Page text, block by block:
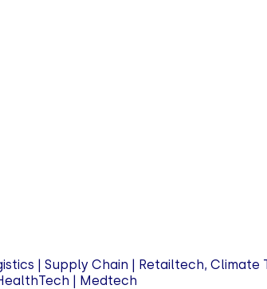
| Supply Chain | Retailtech, Climate
| Medtech